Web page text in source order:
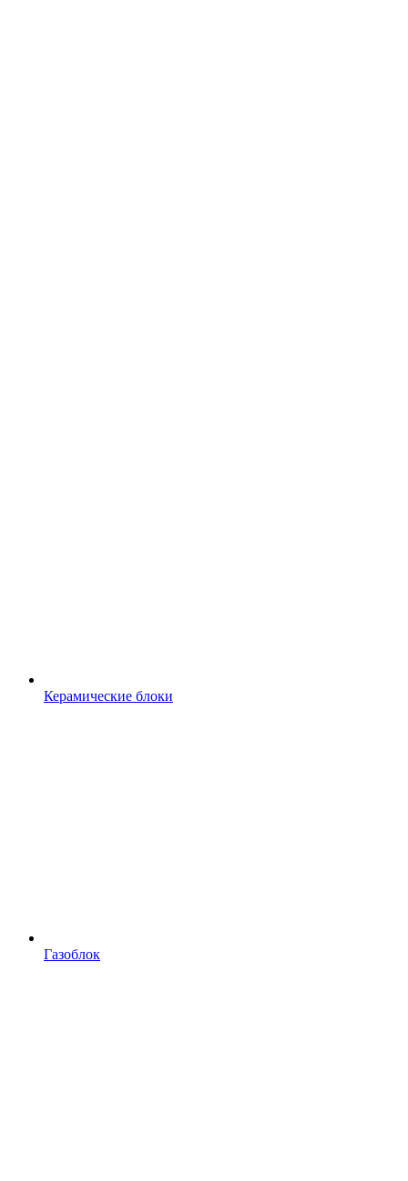
Керамические блоки
Газоблок